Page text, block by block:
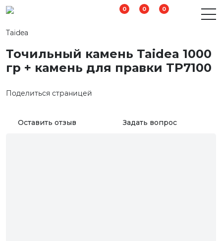
0 0 0
Taidea
Точильный камень Taidea 1000
гр + камень для правки TP7100
Поделиться страницей
Оставить отзыв Задать вопрос